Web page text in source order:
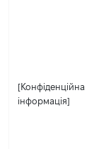
[Конфіденційна
інформація]